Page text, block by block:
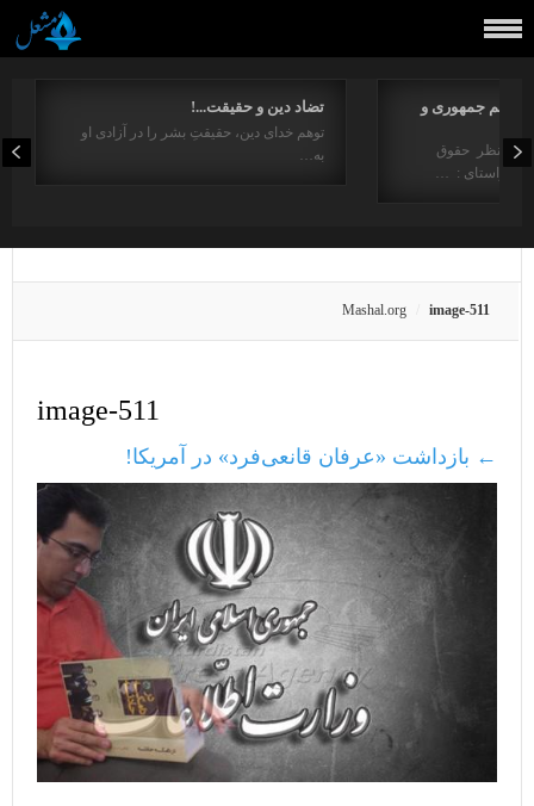
تضاد دین و حقیقت...!
توهم خدای دین، حقیقتِ بشر را در آزادی او
به…
جمهوری و
از منظر حقوق
در راستای : …
Mashal.org image-511
image-511
← بازداشت «عرفان قانعی‌فرد» در آمریکا!